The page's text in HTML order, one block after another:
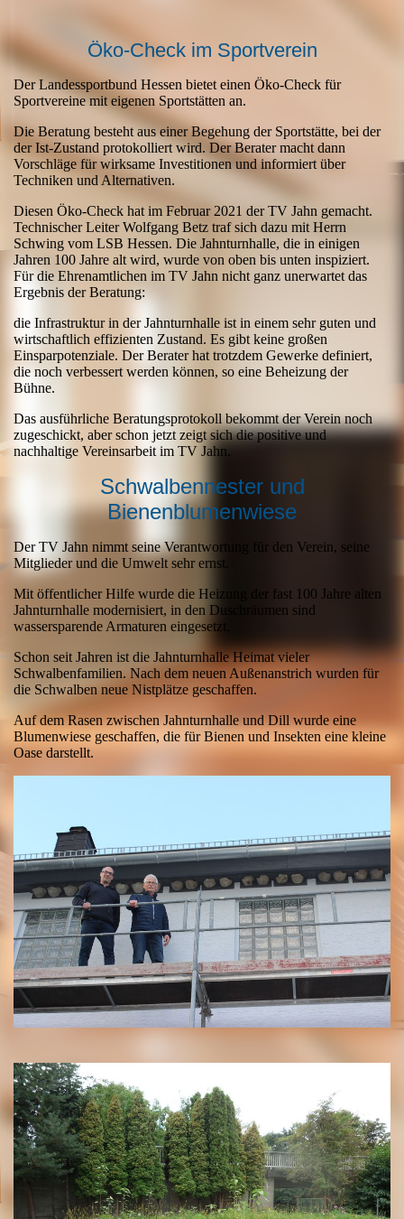
Öko-Check im Sportverein
Der Landessportbund Hessen bietet einen Öko-Check für
Sportvereine mit eigenen Sportstätten an.
Die Beratung besteht aus einer Begehung der Sportstätte, bei der
der Ist-Zustand protokolliert wird. Der Berater macht dann
Vorschläge für wirksame Investitionen und informiert über
Techniken und Alternativen.
Diesen Öko-Check hat im Februar 2021 der TV Jahn gemacht.
Technischer Leiter Wolfgang Betz traf sich dazu mit Herrn
Schwing vom LSB Hessen. Die Jahnturnhalle, die in einigen
Jahren 100 Jahre alt wird, wurde von oben bis unten inspiziert.
Für die Ehrenamtlichen im TV Jahn nicht ganz unerwartet das
Ergebnis der Beratung:
die Infrastruktur in der Jahnturnhalle ist in einem sehr guten und
wirtschaftlich effizienten Zustand. Es gibt keine großen
Einsparpotenziale. Der Berater hat trotzdem Gewerke definiert,
die noch verbessert werden können, so eine Beheizung der
Bühne.
Das ausführliche Beratungsprotokoll bekommt der Verein noch
zugeschickt, aber schon jetzt zeigt sich die positive und
nachhaltige Vereinsarbeit im TV Jahn.
Schwalbennester und
Bienenblumenwiese
Der TV Jahn nimmt seine Verantwortung für den Verein, seine
Mitglieder und die Umwelt sehr ernst.
Mit öffentlicher Hilfe wurde die Heizung der fast 100 Jahre alten
Jahnturnhalle modernisiert, in den Duschräumen sind
wassersparende Armaturen eingesetzt.
Schon seit Jahren ist die Jahnturnhalle Heimat vieler
Schwalbenfamilien. Nach dem neuen Außenanstrich wurden für
die Schwalben neue Nistplätze geschaffen.
Auf dem Rasen zwischen Jahnturnhalle und Dill wurde eine
Blumenwiese geschaffen, die für Bienen und Insekten eine kleine
Oase darstellt.